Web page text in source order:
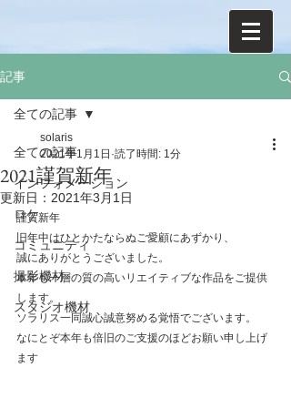
記事
全ての記事
インフォメーション
ロケ
コミュニティ
撮影機材
スタジオ機材
全ての記事
2021謹賀新年
solaris
2021年1月1日 読了時間: 1分
更新日： 2021年3月1日
謹賀新年
旧年中はひとかたならぬご愛顧にあずかり、
誠にありがとうございました。
本年も一層の質の高いリエイティブな作品をご提供
します。
ソラリス一同誠心誠意努める覚悟でございます。
なにとぞ本年も倍旧のご支援のほどお願い申し上げ
ます